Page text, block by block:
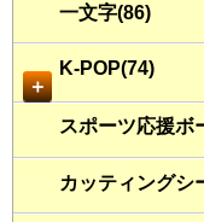
一文字(86)
＋
K-POP(74)
スポーツ応援ボ
カッティングシ